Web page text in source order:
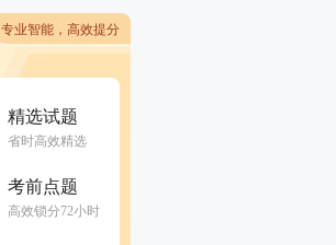
专业智能，高效提分
精选试题
省时高效精选
考前点题
高效锁分72小时